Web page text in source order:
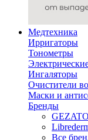
Медтехника
Ирригаторы
Тонометры
Ингаляторы
Очистители
Маски и
Бренды
Все